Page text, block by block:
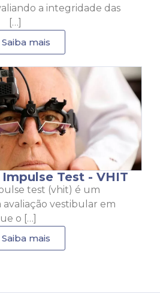
a integridade das
[…]
Saiba mais
Test - VHIT
test (vhit) é um
vestibular em
o […]
Saiba mais